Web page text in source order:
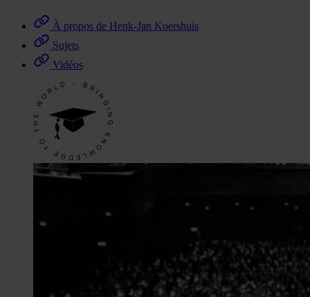
À propos de Henk-Jan Koershuis
Sujets
Vidéos